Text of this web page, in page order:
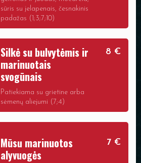
sūris su jelapenais, česnakinis
padažas (1;3;7;10)
Silkė su bulvytėmis ir
marinuotais
svogūnais
Patiekiama su grietine arba
sėmenų aliejumi (7;4)
8 €
Mūsų marinuotos
alyvuogės
7 €